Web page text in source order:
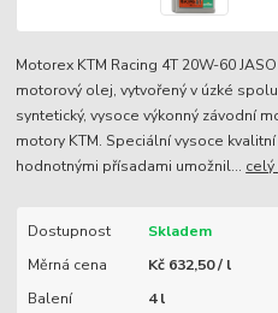
Motorex KTM Racing 4T 20W-60
motorový olej, vytvořený v úzké
syntetický, vysoce výkonný závodní
motory KTM. Speciální vysoce
hodnotnými přísadami umožnil...
Dostupnost
Skladem
Měrná cena
Kč 632,50 / l
Balení
4 l